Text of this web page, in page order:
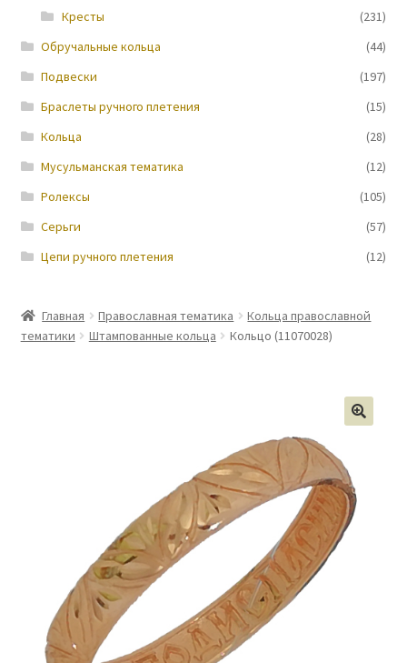
Кресты
(231)
Обручальные кольца
(44)
Подвески
(197)
Браслеты ручного плетения
(15)
Кольца
(28)
Мусульманская тематика
(12)
Ролексы
(105)
Серьги
(57)
Цепи ручного плетения
(12)
Главная Православная тематика
Кольца православной
тематики
Штампованные кольца Кольцо (11070028)